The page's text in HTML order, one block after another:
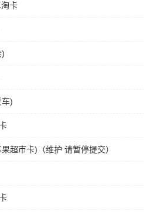
卡
)
)
超市卡)（维护 请暂停提交）